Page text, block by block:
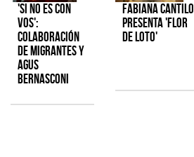
'Si No Es Con
Vos':
colaboración
de Migrantes y
Agus
Bernasconi
Fabiana Cantilo
presenta 'Flor
de Loto'